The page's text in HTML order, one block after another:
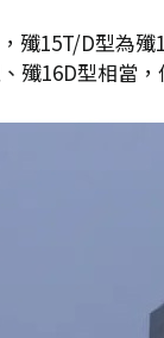
殲15T/D型為
殲16D型相當